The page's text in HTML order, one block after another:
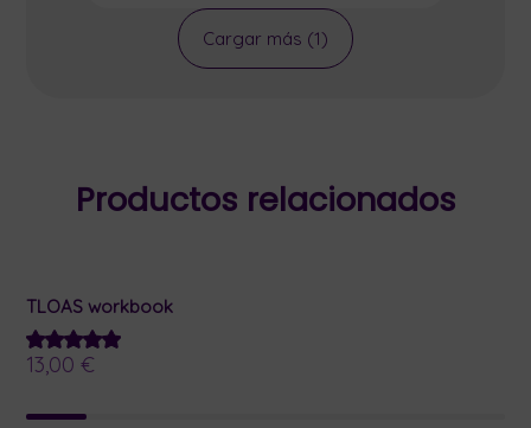
Cargar más (1)
Productos relacionados
TLOAS workbook
13,00 €